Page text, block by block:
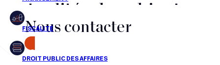
Financement
Fiscalité
Droit public des affaires
actualités du cabinet,
nos récompenses et nos
transactions, jour après
Nous contacter